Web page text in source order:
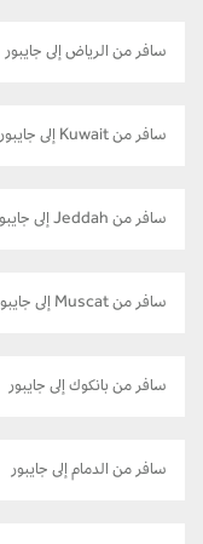
سافر من الرياض إلى جايبور
سافر من Kuwait إلى جايبور
سافر من Jeddah إلى جايبور
سافر من Muscat إلى جايبور
سافر من بانكوك إلى جايبور
سافر من الدمام إلى جايبور